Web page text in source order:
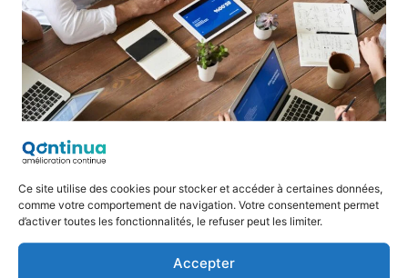
Ce site utilise des cookies pour stocker et accéder à certaines données,
comme votre comportement de navigation. Votre consentement permet
d’activer toutes les fonctionnalités, le refuser peut les limiter.
Accepter
Anticiper les évolutions
réglementaires et